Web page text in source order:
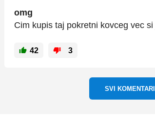
omg
Cim kupis taj pokretni kovceg vec
42 3
SVI KOMENTARI